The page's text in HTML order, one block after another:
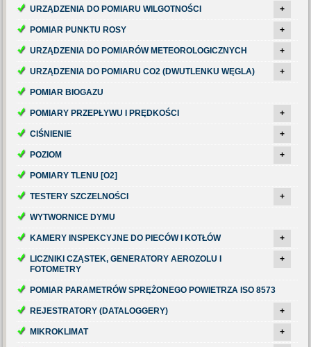
URZĄDZENIA DO POMIARU WILGOTNOŚCI +
POMIAR PUNKTU ROSY +
URZĄDZENIA DO POMIARÓW METEOROLOGICZNYCH +
URZĄDZENIA DO POMIARU CO2 (DWUTLENKU WĘGLA) +
POMIAR BIOGAZU
POMIARY PRZEPŁYWU I PRĘDKOŚCI +
CIŚNIENIE +
POZIOM +
POMIARY TLENU [O2]
TESTERY SZCZELNOŚCI +
WYTWORNICE DYMU
KAMERY INSPEKCYJNE DO PIECÓW I KOTŁÓW +
LICZNIKI CZĄSTEK, GENERATORY AEROZOLU I
FOTOMETRY
+
POMIAR PARAMETRÓW SPRĘŻONEGO POWIETRZA ISO 8573
REJESTRATORY (DATALOGGERY) +
MIKROKLIMAT +